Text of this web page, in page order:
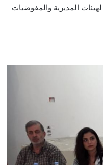
لهيئات المديرية والمفوضيات